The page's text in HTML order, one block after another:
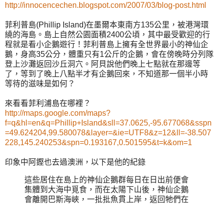
http://innocencechen.blogspot.com/2007/03/blog-post.html
菲利普島(Phillip Island)在墨爾本東南方135公里，被港灣環
繞的海島。島上自然公園面積2400公頃，其中最受歡迎的行
程就是看小企鵝遊行！菲利普島上擁有全世界最小的神仙企
鵝，身高35公分，體重只有1公斤的企鵝，會在傍晚時分列隊
登上沙灘返回沙丘洞穴。阿貝說他們晚上七點就在那邊等
了，等到了晚上八點半才有企鵝回來，不知道那一個半小時
等待的滋味是如何？
來看看菲利浦島在哪裡？
http://maps.google.com/maps?
f=q&hl=en&q=Phillip+Island&sll=37.0625,-95.677068&sspn
=49.624204,99.580078&layer=&ie=UTF8&z=12&ll=-38.507
228,145.240253&spn=0.193167,0.501595&t=k&om=1
印象中阿鏗也去過澳洲，以下是他的紀錄
這些居住在島上的神仙企鵝群每日在日出前便會
集體到大海中覓食，而在太陽下山後，神仙企鵝
會離開巴斯海峽，一批批魚貫上岸，返回牠們在